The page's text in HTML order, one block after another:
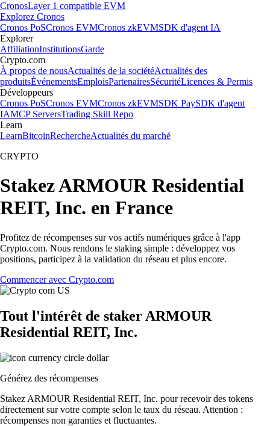
CronosLayer 1 compatible EVM
Explorez Cronos
Cronos PoSCronos EVMCronos zkEVMSDK d'agent IA
Explorer
AffiliationInstitutionsGarde
Crypto.com
À propos de nousActualités de la sociétéActualités des
produitsÉvénementsEmploisPartenairesSécuritéLicences & Permis
Développeurs
Cronos PoSCronos EVMCronos zkEVMSDK PaySDK d'agent
IAMCP ServersTrading Skill Repo
Learn
LearnBitcoinRechercheActualités du marché
CRYPTO
Stakez ARMOUR Residential
REIT, Inc. en France
Profitez de récompenses sur vos actifs numériques grâce à l'app
Crypto.com. Nous rendons le staking simple : développez vos
positions, participez à la validation du réseau et plus encore.
Commencer avec Crypto.com
Tout l'intérêt de staker ARMOUR
Residential REIT, Inc.
Générez des récompenses
Stakez ARMOUR Residential REIT, Inc. pour recevoir des tokens
directement sur votre compte selon le taux du réseau. Attention :
récompenses non garanties et fluctuantes.